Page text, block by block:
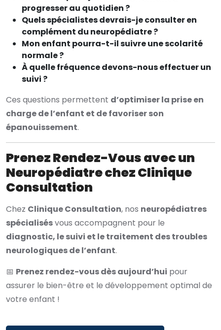
progresser au quotidien ?
Quels spécialistes devrais-je consulter en
complément du neuropédiatre ?
Mon enfant pourra-t-il suivre une scolarité
normale ?
À quelle fréquence devons-nous effectuer un
suivi ?
Ces questions permettent d’optimiser la prise en
charge de l’enfant et de favoriser son
épanouissement.
Prenez Rendez-Vous avec un
Neuropédiatre chez Clinique
Consultation
Chez Clinique Consultation, nos neuropédiatres
spécialisésvous accompagnent pour le
diagnostic, le suivi et le traitement des troubles
neurologiques de l’enfant.
📅 Prenez rendez-vous dès aujourd’hui pour
assurer le bien-être et le développement optimal de
votre enfant !